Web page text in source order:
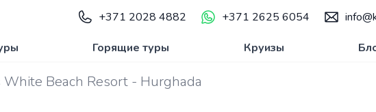
+371 2028 4882 +371 2625 6054
Горящие туры Круизы
White Beach Resort - Hurghada